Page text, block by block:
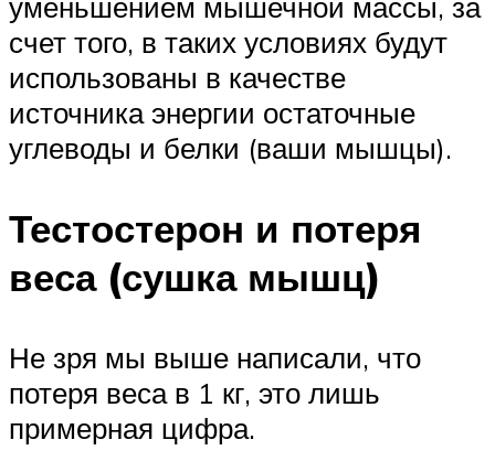
счет того, в таких условиях будут
использованы в качестве
источника энергии остаточные
углеводы и белки (ваши мышцы).
Тестостерон и потеря
веса (сушка мышц)
Не зря мы выше написали, что
потеря веса в 1 кг, это лишь
примерная цифра.